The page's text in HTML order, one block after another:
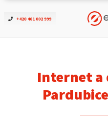
+420 461 002 999
Ověřit
ČEZNET TV
Internet a